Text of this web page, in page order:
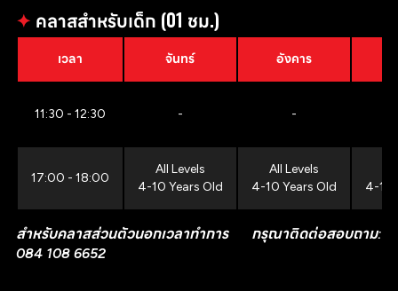
✦ คลาสสำหรับเด็ก (01 ชม.)
เวลา จันทร์ อังคาร
11:30 - 12:30 - -
17:00 - 18:00
All Levels
4-10 Years Old
All Levels
4-10 Years Old
4-10
สำหรับคลาสส่วนตัวนอกเวลาทำการ กรุณาติดต่อสอบถาม:
084 108 6652